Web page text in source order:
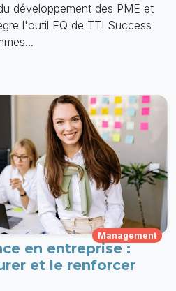
développement des PME et
l'outil EQ de TTI Success
Management
en entreprise :
et le renforcer